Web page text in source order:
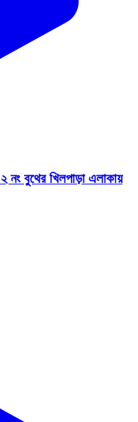
নং বুথের খিলপাড়া এলাকায়